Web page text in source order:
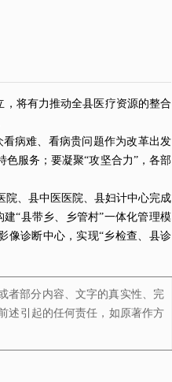
将有力推动全县医疗资源的整合
病难、看病贵问题作为改革出发
色服务；要凝聚“攻坚合力”，各部
院、县中医医院、县妇计中心完成
“县带乡、乡管村”一体化管理模
像诊断中心，实现“乡检查、县诊
者部分内容、文字的真实性、完
述引起的任何责任，如原著作方